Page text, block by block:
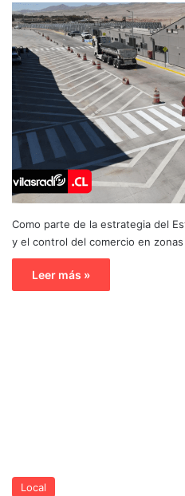
Como parte de la estrategia del
y el control del comercio en
Leer más »
Local